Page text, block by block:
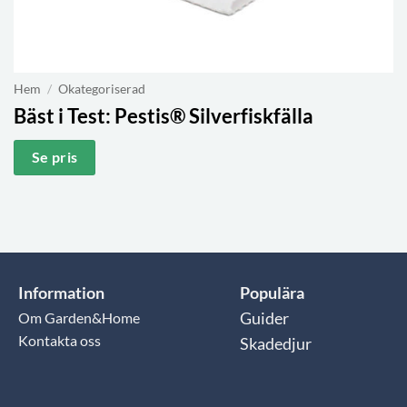
Hem / Okategoriserad
Bäst i Test: Pestis® Silverfiskfälla
Se pris
Information
Om Garden&Home
Kontakta oss
Populära
Guider
Skadedjur